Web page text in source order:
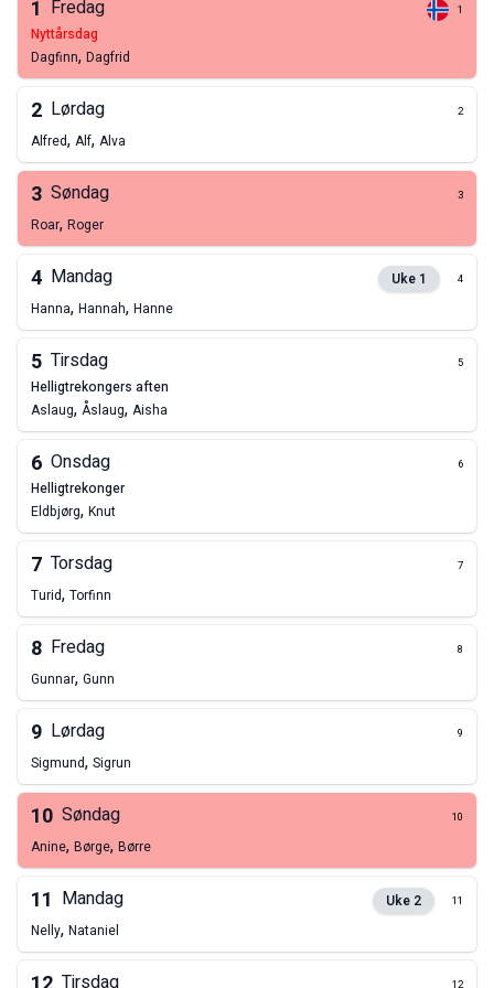
1 Fredag 1
nyttårsdag
Dagfinn, Dagfrid
2 Lørdag 2
Alfred, Alf, Alva
3 Søndag 3
Roar, Roger
4 Mandag Uke 1 4
Hanna, Hannah, Hanne
5 Tirsdag 5
helligtrekongers aften
Aslaug, Åslaug, Aisha
6 Onsdag 6
helligtrekonger
Eldbjørg, Knut
7 Torsdag 7
Turid, Torfinn
8 Fredag 8
Gunnar, Gunn
9 Lørdag 9
Sigmund, Sigrun
10 Søndag 10
Anine, Børge, Børre
11 Mandag Uke 2 11
Nelly, Nataniel